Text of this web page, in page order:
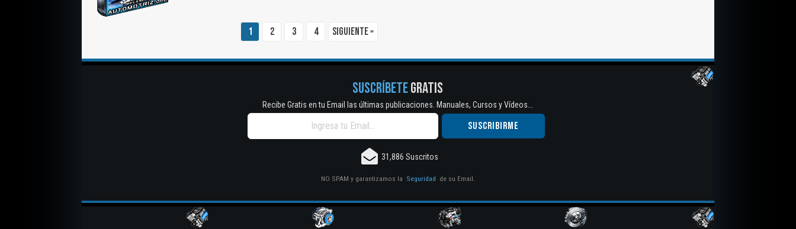
1 2 3 4 Siguiente »
SUSCRÍBETEGRATIS
Recibe Gratis en tu Email las últimas publicaciones. Manuales, Cursos y Vídeos...
31,886 Suscritos
NO SPAM y garantizamos la Seguridad de su Email.